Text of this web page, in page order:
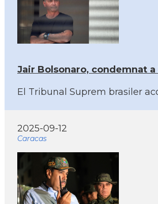
Jair Bolsonaro, condemnat
El Tribunal Suprem brasiler
2025-09-12
Caracas